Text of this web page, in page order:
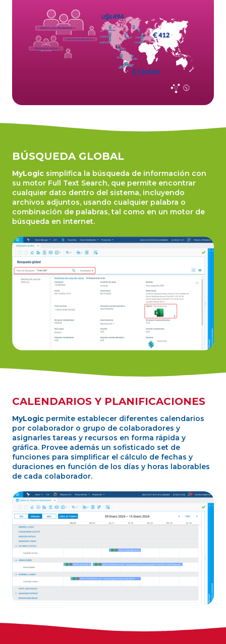
BÚSQUEDA GLOBAL
MyLogic simplifica la búsqueda de información con
su motor Full Text Search, que permite encontrar
cualquier dato dentro del sistema, incluyendo
archivos adjuntos, usando cualquier palabra o
combinación de palabras, tal como en un motor de
búsqueda en internet.
CALENDARIOS Y PLANIFICACIONES
MyLogic permite establecer diferentes calendarios
por colaborador o grupo de colaboradores y
asignarles tareas y recursos en forma rápida y
gráfica. Provee además un sofisticado set de
funciones para simplificar el cálculo de fechas y
duraciones en función de los días y horas laborables
de cada colaborador.